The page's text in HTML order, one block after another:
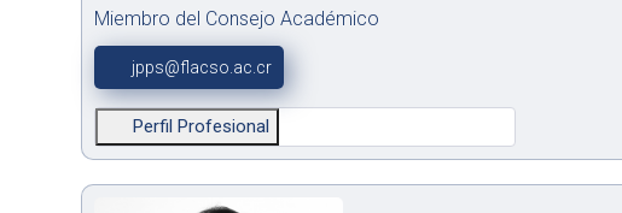
Miembro del Consejo Académico
jpps@flacso.ac.cr
Perfil Profesional